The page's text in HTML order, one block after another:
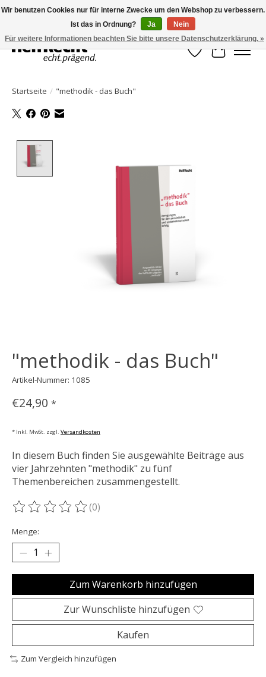
HelfRecht-Planer | Jahresaktualisierungen | Zubehör
Wunschzettel
Ihr
Startseite / "methodik - das Buch"
"methodik - das Buch"
Artikel-Nummer: 1085
€24,90 *
* Inkl. MwSt. zzgl. Versandkosten
In diesem Buch finden Sie ausgewählte Beiträge aus
vier Jahrzehnten "methodik" zu fünf
Themenbereichen zusammengestellt.
Die Bewertung dieses Produkts ist
(0)
Menge:
Zum Warenkorb hinzufügen
Zur Wunschliste hinzufügen
Kaufen
Zum Vergleich hinzufügen
Wir benutzen Cookies nur für interne Zwecke um den Webshop zu verbessern.
Ist das in Ordnung?
Ja
Nein
Für weitere Informationen beachten Sie bitte unsere Datenschutzerklärung. »